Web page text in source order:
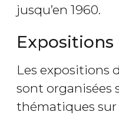
jusqu’en 1960.
Expositions
Les expositions
sont organisées
thématiques sur